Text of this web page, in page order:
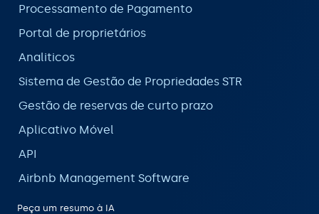
Processamento de Pagamento
Portal de proprietários
Analiticos
Sistema de Gestão de Propriedades STR
Gestão de reservas de curto prazo
Aplicativo Móvel
API
Airbnb Management Software
Peça um resumo à IA